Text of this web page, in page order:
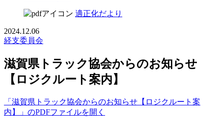
適正化だより
2024.12.06
経支委員会
滋賀県トラック協会からのお知らせ
【ロジクルート案内】
「滋賀県トラック協会からのお知らせ【ロジクルート案
内】」のPDFファイルを開く